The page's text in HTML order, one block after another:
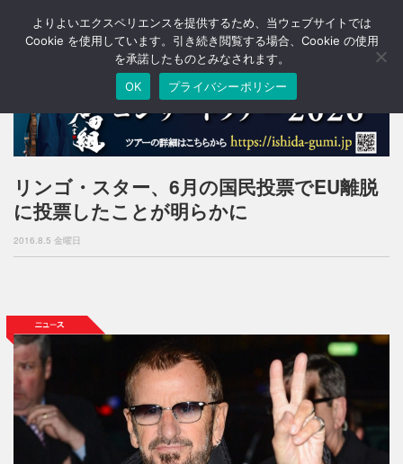
T
o
a
v
i
g
o
リンゴ・スター、6月の国民投票でEU離脱
に投票したことが明らかに
2016.8.5 金曜日
よりよいエクスペリエンスを提供するため、当ウェブサイトでは
Cookie を使用しています。引き続き閲覧する場合、Cookie の使用
を承諾したものとみなされます。
OK
プライバシーポリシー